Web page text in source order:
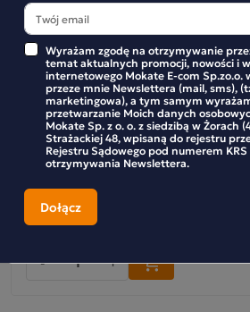
Zestaw (6x) - Ekspresowa Herbata
Horeca Ziołowo Miętowa Mint 20x2g
Gastronomiczna
109,99 zł
- +
Wyrażam zgodę na otrzymywanie
temat aktualnych promocji, nowości i
internetowego Mokate E-com
przeze mnie Newslettera (mail, sms),
marketingowa), a tym samym
przetwarzanie Moich danych
Mokate Sp. z o. o. z siedzibą w Żorach
Strażackiej 48, wpisaną do rejestru
Rejestru Sądowego pod numerem KRS
otrzymywania Newslettera.